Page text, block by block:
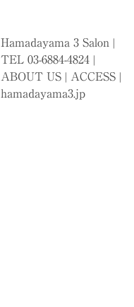
Hamadayama 3 Salon |
TEL 03-6884-4824 |
ABOUT US| ACCESS|
hamadayama3.jp